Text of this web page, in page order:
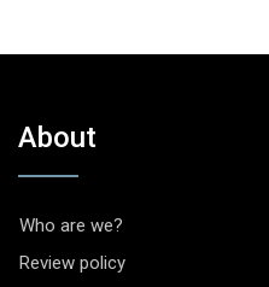
About
Who are we?
Review policy